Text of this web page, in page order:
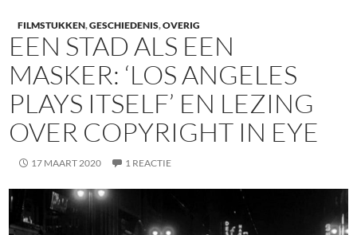
FILMSTUKKEN,GESCHIEDENIS,OVERIG
EEN STAD ALS EEN
MASKER: ‘LOS ANGELES
PLAYS ITSELF’ EN LEZING
OVER COPYRIGHT IN EYE
17 MAART 2020 1 REACTIE